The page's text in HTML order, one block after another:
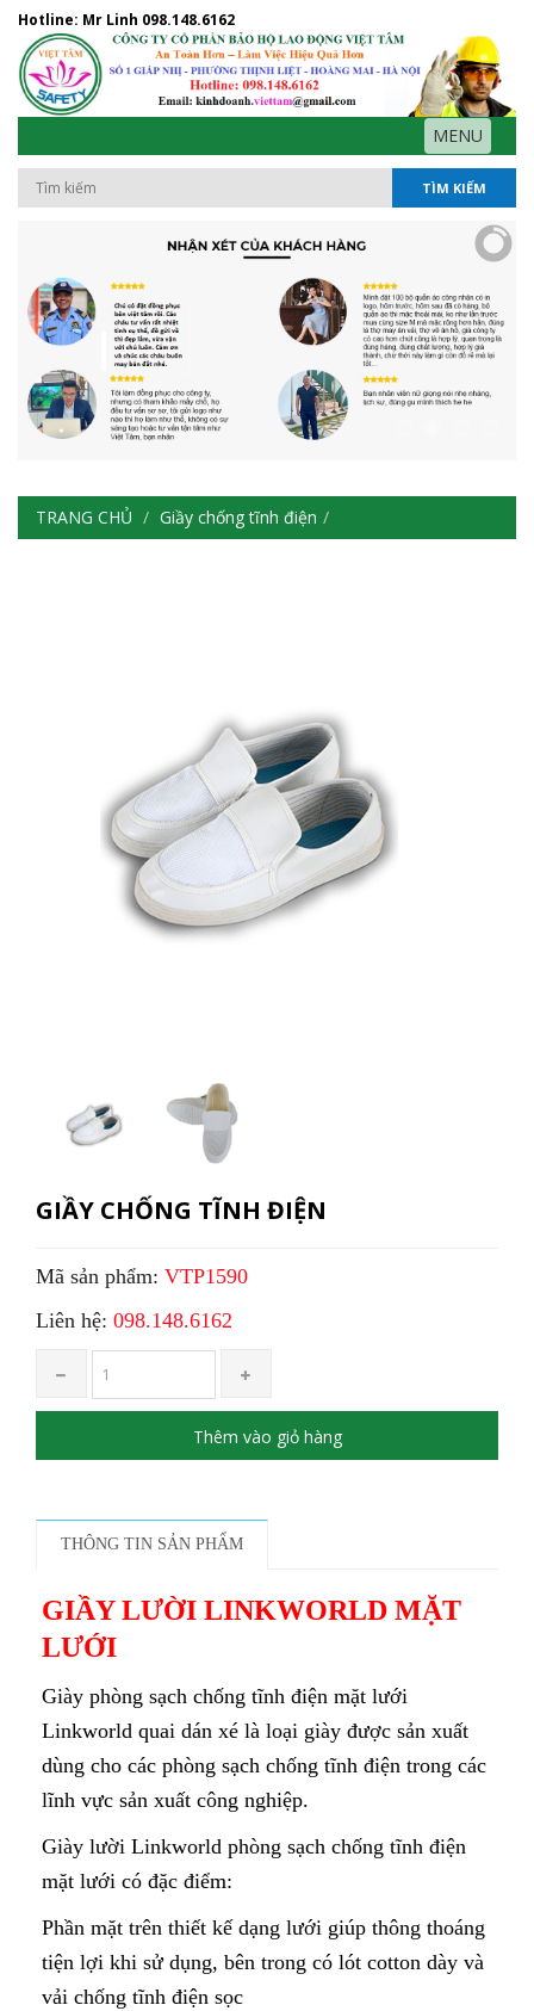
Hotline: Mr Linh 098.148.6162
MENU
TÌM KIẾM
TRANG CHỦ Giầy chống tĩnh điện
GIẦY CHỐNG TĨNH ĐIỆN
Mã sản phẩm: VTP1590
Liên hệ: 098.148.6162
Thêm vào giỏ hàng
THÔNG TIN SẢN PHẨM
GIẦY LƯỜI LINKWORLD MẶT
LƯỚI
Giày phòng sạch chống tĩnh điện mặt lưới
Linkworld quai dán xé là loại giày được sản xuất
dùng cho các phòng sạch chống tĩnh điện trong các
lĩnh vực sản xuất công nghiệp.
Giày lười Linkworld phòng sạch chống tĩnh điện
mặt lưới có đặc điểm:
Phần mặt trên thiết kế dạng lưới giúp thông thoáng
tiện lợi khi sử dụng, bên trong có lót cotton dày và
vải chống tĩnh điện sọc